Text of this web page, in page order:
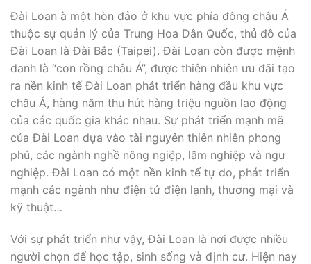
Đài Loan à một hòn đảo ở khu vực phía đông châu Á
thuộc sự quản lý của Trung Hoa Dân Quốc, thủ đô của
Đài Loan là Đài Bắc (Taipei). Đài Loan còn được mệnh
danh là “con rồng châu Á”, được thiên nhiên ưu đãi tạo
ra nền kinh tế Đài Loan phát triển hàng đầu khu vực
châu Á, hàng năm thu hút hàng triệu nguồn lao động
của các quốc gia khác nhau. Sự phát triển mạnh mẽ
của Đài Loan dựa vào tài nguyên thiên nhiên phong
phú, các ngành nghề nông ngiệp, lâm nghiệp và ngư
nghiệp. Đài Loan có một nền kinh tế tự do, phát triển
mạnh các ngành như điện tử điện lạnh, thương mại và
kỹ thuật…
Với sự phát triển như vậy, Đài Loan là nơi được nhiều
người chọn để học tập, sinh sống và định cư. Hiện nay